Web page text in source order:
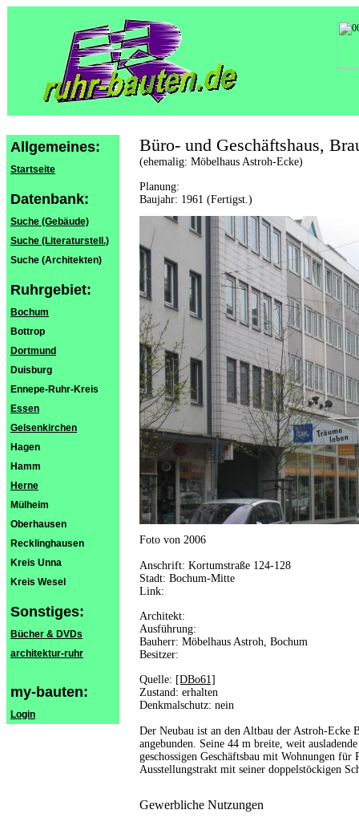
Allgemeines:
Startseite
Datenbank:
Suche (Gebäude)
Suche (Literaturstell.)
Suche (Architekten)
Ruhrgebiet:
Bochum
Bottrop
Dortmund
Duisburg
Ennepe-Ruhr-Kreis
Essen
Gelsenkirchen
Hagen
Hamm
Herne
Mülheim
Oberhausen
Recklinghausen
Kreis Unna
Kreis Wesel
Sonstiges:
Bücher & DVDs
architektur-ruhr
my-bauten:
Login
Büro- und Geschäftshaus,
(ehemalig: Möbelhaus Astroh-Ecke)
Planung:
Baujahr: 1961 (Fertigst.)
Foto von 2006
Anschrift: Kortumstraße 124-128
Stadt: Bochum-Mitte
Link:
Architekt:
Ausführung:
Bauherr: Möbelhaus Astroh, Bochum
Besitzer:
Quelle: [DBo61]
Zustand: erhalten
Denkmalschutz: nein
Der Neubau ist an den Altbau der Astroh-Ecke
angebunden. Seine 44 m breite, weit
geschossigen Geschäftsbau mit Wohnungen für
Ausstellungstrakt mit seiner doppelstöckigen
Gewerbliche Nutzungen